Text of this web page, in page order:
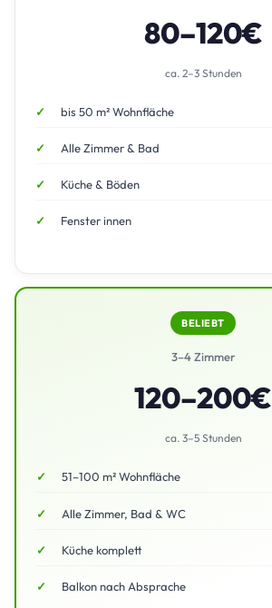
80–120€
ca. 2–3 Stunden
bis 50 m² Wohnfläche
Alle Zimmer & Bad
Küche & Böden
Fenster innen
BELIEBT
3–4 Zimmer
120–200€
ca. 3–5 Stunden
51–100 m² Wohnfläche
Alle Zimmer, Bad & WC
Küche komplett
Balkon nach Absprache